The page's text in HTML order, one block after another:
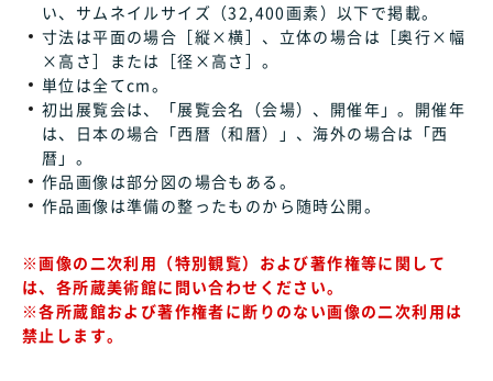
い、サムネイルサイズ（32,400画素）以下で掲載。
寸法は平面の場合［縦×横］、立体の場合は［奥行×幅
×高さ］または［径×高さ］。
単位は全てcm。
初出展覧会は、「展覧会名（会場）、開催年」。開催年
は、日本の場合「西暦（和暦）」、海外の場合は「西
暦」。
作品画像は部分図の場合もある。
作品画像は準備の整ったものから随時公開。
※画像の二次利用（特別観覧）および著作権等に関して
は、各所蔵美術館に問い合わせください。
※各所蔵館および著作権者に断りのない画像の二次利用は
禁止します。